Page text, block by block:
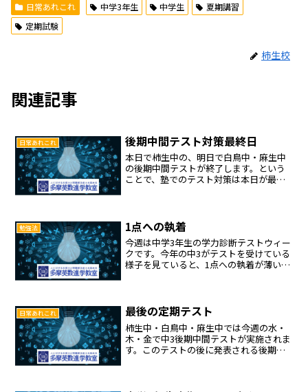
日常あれこれ 中学3年生 中学生
夏期講習
定期試験
柿生校
関連記事
日常あれこれ 後期中間テスト対策最終日
本日で柿生中の、明日で白鳥中・麻生中
の後期中間テストが終了します。という
ことで、塾でのテスト対策は本日が最終
ストに向けてのノルマを...
勉強法 1点への執着
今週は中学3年生の学力診断テストウィー
クです。今年の中3がテストを受けている
様子を見ていると、1点への執着が薄いと
らわれます。入試本...
日常あれこれ 最後の定期テスト
柿生中・白鳥中・麻生中では今週の水・
木・金で中3後期中間テストが実施されま
す。このテストの後に発表される後期中